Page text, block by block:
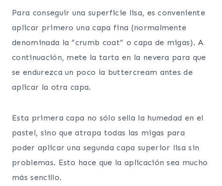
Para conseguir una superficie lisa, es conveniente
aplicar primero una capa fina (normalmente
denominada la “crumb coat” o capa de migas). A
continuación, mete la tarta en la nevera para que
se endurezca un poco la buttercream antes de
aplicar la otra capa.
Esta primera capa no sólo sella la humedad en el
pastel, sino que atrapa todas las migas para
poder aplicar una segunda capa superior lisa sin
problemas. Esto hace que la aplicación sea mucho
más sencillo.